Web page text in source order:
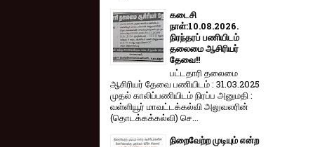
கடைசி
நாள்:10.08.2026.
நிரந்தரப் பணியிடம்
தலைமை ஆசிரியர்
தேவை!!
பட்டதாரி தலைமை
ஆசிரியர் தேவை பணியிடம் : 31.03.2025
முதல் காலிப்பணியிடம் நிரப்ப அனுமதி :
வள்ளியூர் மாவட்டக்கல்வி அலுவலரின்
(தொடக்கக்கல்வி) செ...
நிறைவேற்ற முடியும் என்ற